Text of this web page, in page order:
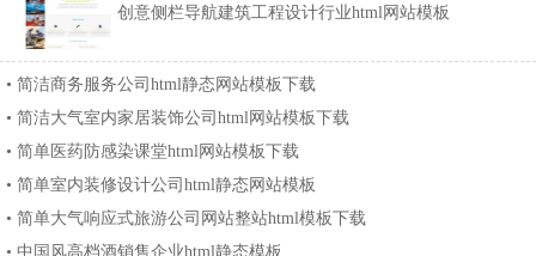
创意侧栏导航建筑工程设计行业html网站模板
• 简洁商务服务公司html静态网站模板下载
• 简洁大气室内家居装饰公司html网站模板下载
• 简单医药防感染课堂html网站模板下载
• 简单室内装修设计公司html静态网站模板
• 简单大气响应式旅游公司网站整站html模板下载
• 中国风高档酒销售企业html静态模板